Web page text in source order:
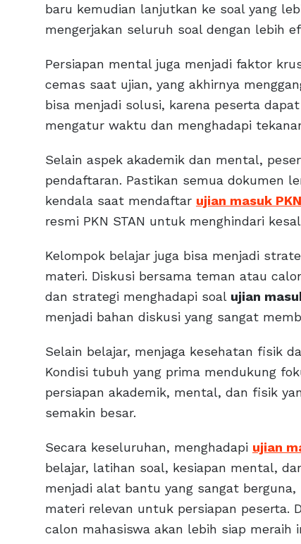
baru kemudian lanjutkan ke soal yang
mengerjakan seluruh soal dengan lebih
Persiapan mental juga menjadi faktor
cemas saat ujian, yang akhirnya
bisa menjadi solusi, karena peserta
mengatur waktu dan menghadapi
Selain aspek akademik dan mental,
pendaftaran. Pastikan semua dokumen
kendala saat mendaftar ujian masuk PKN
resmi PKN STAN untuk menghindari
Kelompok belajar juga bisa menjadi
materi. Diskusi bersama teman atau
dan strategi menghadapi soal ujian
menjadi bahan diskusi yang sangat
Selain belajar, menjaga kesehatan fisik
Kondisi tubuh yang prima mendukung
persiapan akademik, mental, dan fisik
semakin besar.
Secara keseluruhan, menghadapi ujian
belajar, latihan soal, kesiapan mental,
menjadi alat bantu yang sangat
materi relevan untuk persiapan peserta.
calon mahasiswa akan lebih siap meraih